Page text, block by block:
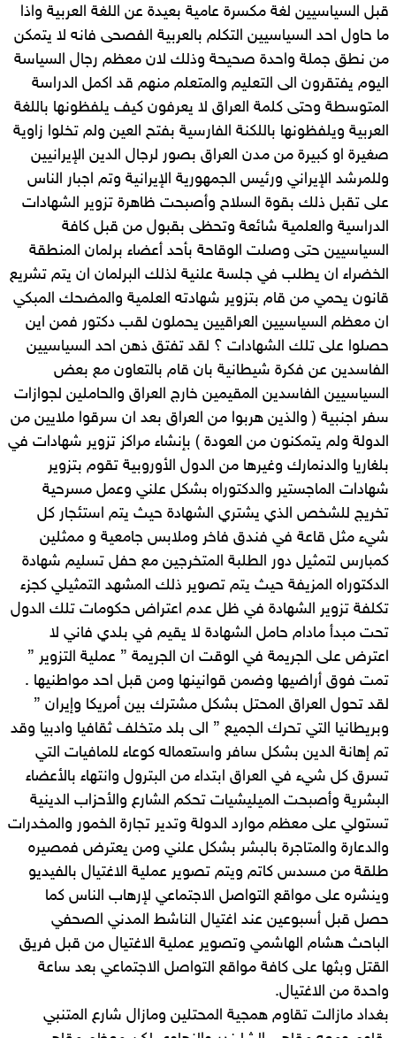
قبل السياسيين لغة مكسرة عامية بعيدة عن اللغة العربية واذا
ما حاول احد السياسيين التكلم بالعربية الفصحى فانه لا يتمكن
من نطق جملة واحدة صحيحة وذلك لان معظم رجال السياسة
اليوم يفتقرون الى التعليم والمتعلم منهم قد اكمل الدراسة
المتوسطة وحتى كلمة العراق لا يعرفون كيف يلفظونها باللغة
العربية ويلفظونها باللكنة الفارسية بفتح العين ولم تخلوا زاوية
صغيرة او كبيرة من مدن العراق بصور لرجال الدين الإيرانيين
وللمرشد الإيراني ورئيس الجمهورية الإيرانية وتم اجبار الناس
على تقبل ذلك بقوة السلاح وأصبحت ظاهرة تزوير الشهادات
الدراسية والعلمية شائعة وتحظى بقبول من قبل كافة
السياسيين حتى وصلت الوقاحة بأحد أعضاء برلمان المنطقة
الخضراء ان يطلب في جلسة علنية لذلك البرلمان ان يتم تشريع
قانون يحمي من قام بتزوير شهادته العلمية والمضحك المبكي
ان معظم السياسيين العراقيين يحملون لقب دكتور فمن اين
حصلوا على تلك الشهادات ؟ لقد تفتق ذهن احد السياسيين
الفاسدين عن فكرة شيطانية بان قام بالتعاون مع بعض
السياسيين الفاسدين المقيمين خارج العراق والحاملين لجوازات
سفر اجنبية ( والذين هربوا من العراق بعد ان سرقوا ملايين من
الدولة ولم يتمكنون من العودة ) بإنشاء مراكز تزوير شهادات في
بلغاريا والدنمارك وغيرها من الدول الأوروبية تقوم بتزوير
شهادات الماجستير والدكتوراه بشكل علني وعمل مسرحية
تخريج للشخص الذي يشتري الشهادة حيث يتم استئجار كل
شيء مثل قاعة في فندق فاخر وملابس جامعية و ممثلين
كمبارس لتمثيل دور الطلبة المتخرجين مع حفل تسليم شهادة
الدكتوراه المزيفة حيث يتم تصوير ذلك المشهد التمثيلي كجزء
تكلفة تزوير الشهادة في ظل عدم اعتراض حكومات تلك الدول
تحت مبدأ مادام حامل الشهادة لا يقيم في بلدي فاني لا
اعترض على الجريمة في الوقت ان الجريمة ” عملية التزوير ”
تمت فوق أراضيها وضمن قوانينها ومن قبل احد مواطنيها .
لقد تحول العراق المحتل بشكل مشترك بين أمريكا وإيران ”
وبريطانيا التي تحرك الجميع ” الى بلد متخلف ثقافيا وادبيا وقد
تم إهانة الدين بشكل سافر واستعماله كوعاء للمافيات التي
تسرق كل شيء في العراق ابتداء من البترول وانتهاء بالأعضاء
البشرية وأصبحت الميليشيات تحكم الشارع والأحزاب الدينية
تستولي على معظم موارد الدولة وتدير تجارة الخمور والمخدرات
والدعارة والمتاجرة بالبشر بشكل علني ومن يعترض فمصيره
طلقة من مسدس كاتم ويتم تصوير عملية الاغتيال بالفيديو
وينشره على مواقع التواصل الاجتماعي لإرهاب الناس كما
حصل قبل أسبوعين عند اغتيال الناشط المدني الصحفي
الباحث هشام الهاشمي وتصوير عملية الاغتيال من قبل فريق
القتل وبثها على كافة مواقع التواصل الاجتماعي بعد ساعة
واحدة من الاغتيال.
بغداد مازالت تقاوم همجية المحتلين ومازال شارع المتنبي